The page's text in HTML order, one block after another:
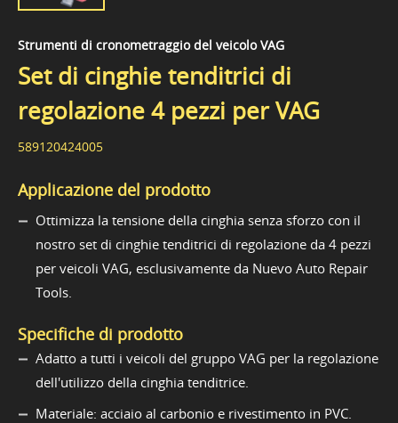
Strumenti di cronometraggio del veicolo VAG
Set di cinghie tenditrici di
regolazione 4 pezzi per VAG
589120424005
Applicazione del prodotto
Ottimizza la tensione della cinghia senza sforzo con il
nostro set di cinghie tenditrici di regolazione da 4 pezzi
per veicoli VAG, esclusivamente da Nuevo Auto Repair
Tools.
Specifiche di prodotto
Adatto a tutti i veicoli del gruppo VAG per la regolazione
dell'utilizzo della cinghia tenditrice.
Materiale: acciaio al carbonio e rivestimento in PVC.